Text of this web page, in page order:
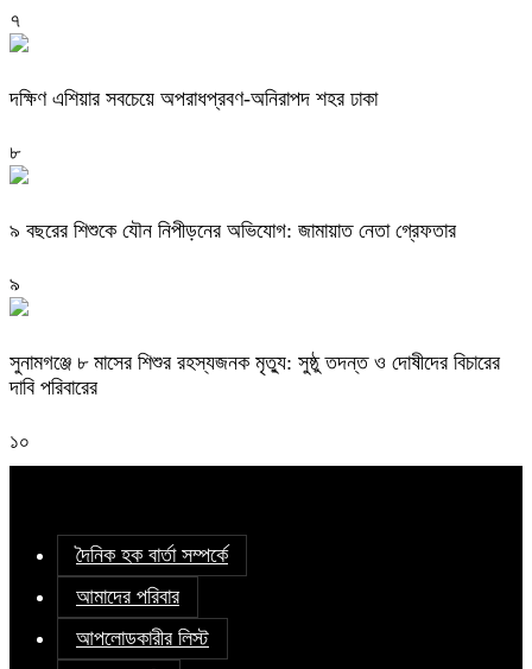
৭
দক্ষিণ এশিয়ার সবচেয়ে অপরাধপ্রবণ-অনিরাপদ শহর ঢাকা
৮
৯ বছরের শিশুকে যৌন নিপীড়নের অভিযোগ: জামায়াত নেতা গ্রেফতার
৯
সুনামগঞ্জে ৮ মাসের শিশুর রহস্যজনক মৃত্যু: সুষ্ঠু তদন্ত ও দোষীদের বিচারের
দাবি পরিবারের
১০
দৈনিক হক বার্তা সম্পর্কে
আমাদের পরিবার
আপলোডকারীর লিস্ট